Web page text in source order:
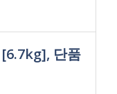
[6.7kg], 단품